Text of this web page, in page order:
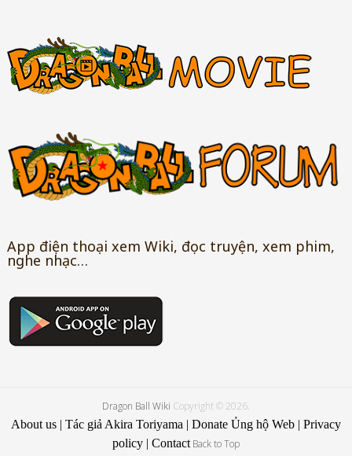
App điện thoại xem Wiki, đọc truyện, xem phim,
nghe nhạc…
Dragon Ball Wiki Copyright © 2026.
About us| Tác giả Akira Toriyama | Donate Ủng hộ Web| Privacy
policy| Contact Back to Top